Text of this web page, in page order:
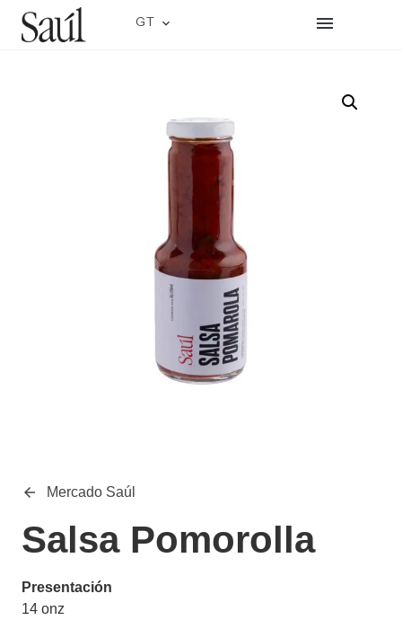
GT
Mercado Saúl
Salsa Pomorolla
Presentación
14 onz